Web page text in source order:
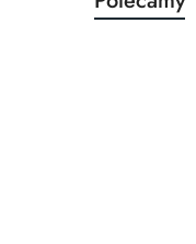
Pomiń karuzelę
o